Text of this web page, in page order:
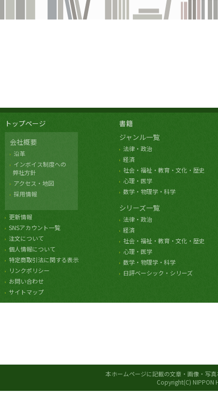
トップページ
会社概要
沿革
インボイス制度への
弊社方針
アクセス・地図
採用情報
更新情報
SNSアカウント一覧
注文について
個人情報について
特定商取引法に関する表示
リンクポリシー
お問い合わせ
サイトマップ
書籍
ジャンル一覧
法律・政治
経済
社会・福祉・教育・文化・歴史
心理・医学
数学・物理学・科学
シリーズ一覧
法律・政治
経済
社会・福祉・教育・文化・歴史
心理・医学
数学・物理学・科学
日評ベーシック・シリーズ
本ホームページに記載の文章・画像・写
Copyright(C) NIPPON